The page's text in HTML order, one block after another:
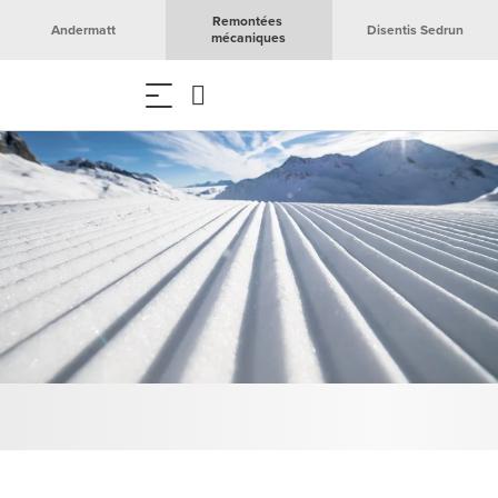
Andermatt
Remontées
mécaniques
Disentis Sedrun